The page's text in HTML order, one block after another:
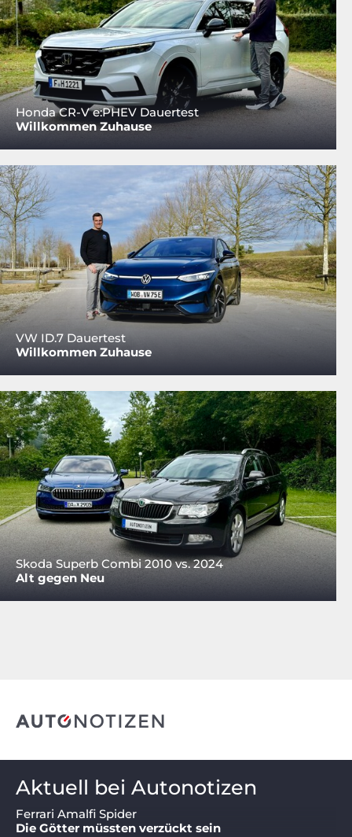
Honda CR-V e:PHEV Dauertest
Willkommen Zuhause
VW ID.7 Dauertest
Willkommen Zuhause
Skoda Superb Combi 2010 vs. 2024
Alt gegen Neu
Aktuell bei Autonotizen
Ferrari Amalfi Spider
Die Götter müssten verzückt sein